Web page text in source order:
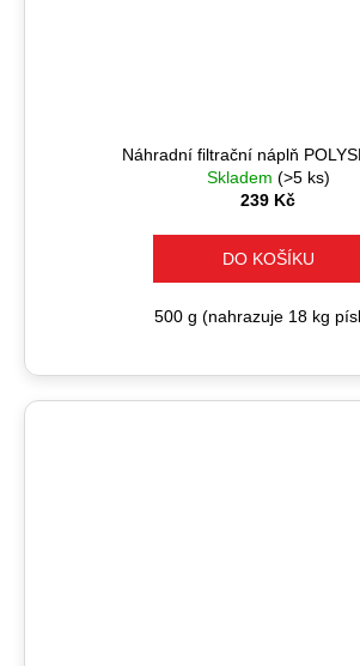
Náhradní filtrační náplň
Skladem (>5 ks)
239 Kč
DO KOŠÍKU
500 g (nahrazuje 18 kg